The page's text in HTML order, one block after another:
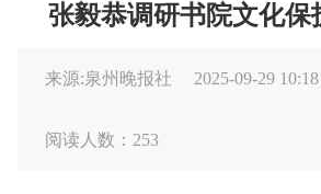
张毅恭调研书院文化保
来源:泉州晚报社 2025-09-29 10:18
阅读人数： 253